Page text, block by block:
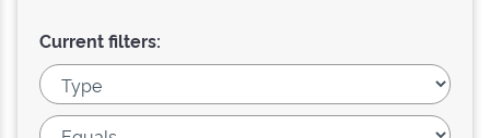
Current filters: